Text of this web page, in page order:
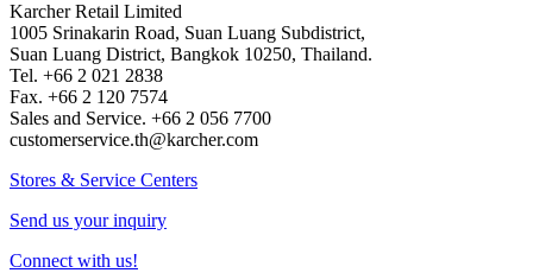
Karcher Retail Limited
1005 Srinakarin Road, Suan Luang Subdistrict,
Suan Luang District, Bangkok 10250, Thailand.
Tel. +66 2 021 2838
Fax. +66 2 120 7574
Sales and Service. +66 2 056 7700
customerservice.th@karcher.com
Stores & Service Centers
Send us your inquiry
Connect with us!